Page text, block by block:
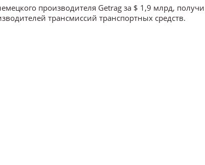
производителя Getrag за $ 1,9 млрд,
трансмиссий транспортных средств.